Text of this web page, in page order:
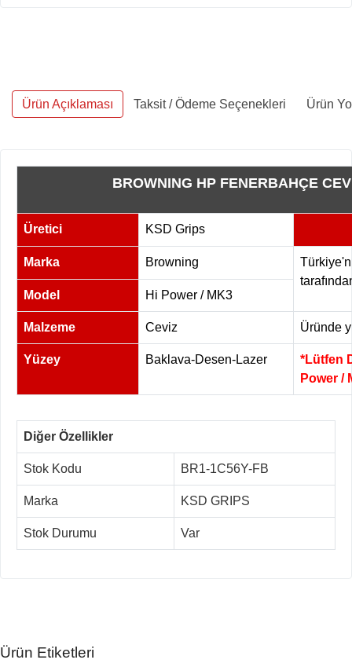
Ürün Açıklaması Taksit / Ödeme Seçenekleri Ürün
BROWNING HP FENERBAHÇE
Üretici KSD Grips
Marka Browning
Model
Hi Power / MK3
Malzeme Ceviz Üründe
Yüzey Baklava-Desen-Lazer
*Lütfen
Power /
Diğer Özellikler
Stok Kodu BR1-1C56Y-FB
Marka KSD GRIPS
Stok Durumu Var
Ürün Etiketleri